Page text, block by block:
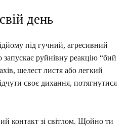
день
під гучний, агресивний
руйнівну реакцію “бий
шелест листя або легкий
своє дихання, потягнутися
контакт зі світлом. Щойно ти